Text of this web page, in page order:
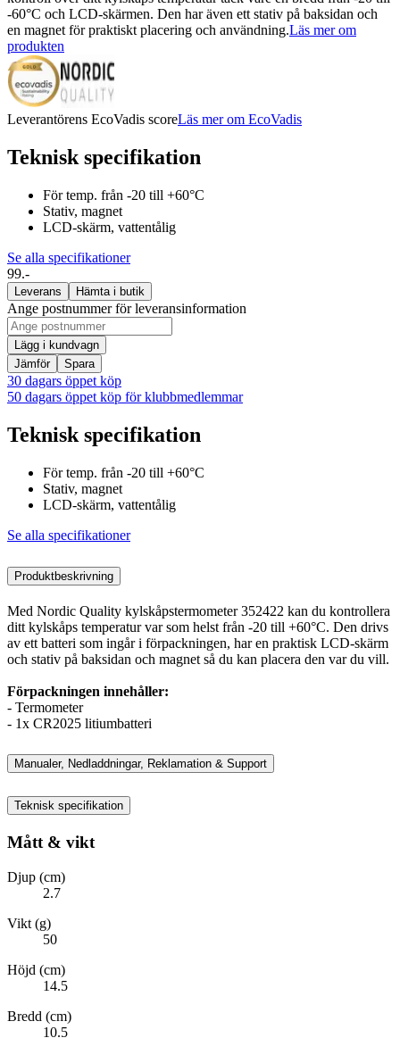
-60°C och LCD-skärmen. Den har även ett stativ på baksidan och
en magnet för praktiskt placering och användning.Läs mer om
produkten
Leverantörens EcoVadis scoreLäs mer om EcoVadis
Teknisk specifikation
För temp. från -20 till +60°C
Stativ, magnet
LCD-skärm, vattentålig
Se alla specifikationer
99.-
Leverans Hämta i butik
Ange postnummer för leveransinformation
Lägg i kundvagn
Jämför
Spara
30 dagars öppet köp
50 dagars öppet köp för klubbmedlemmar
Teknisk specifikation
För temp. från -20 till +60°C
Stativ, magnet
LCD-skärm, vattentålig
Se alla specifikationer
Produktbeskrivning
Med Nordic Quality kylskåpstermometer 352422 kan du kontrollera
ditt kylskåps temperatur var som helst från -20 till +60°C. Den drivs
av ett batteri som ingår i förpackningen, har en praktisk LCD-skärm
och stativ på baksidan och magnet så du kan placera den var du vill.
Förpackningen innehåller:
- Termometer
- 1x CR2025 litiumbatteri
Manualer, Nedladdningar, Reklamation & Support
Teknisk specifikation
Mått & vikt
Djup (cm)
2.7
Vikt (g)
50
Höjd (cm)
14.5
Bredd (cm)
10.5